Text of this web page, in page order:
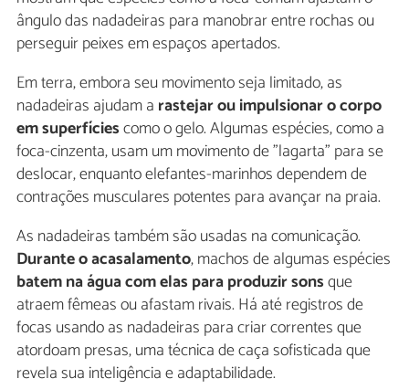
ângulo das nadadeiras para manobrar entre rochas ou
perseguir peixes em espaços apertados.
Em terra, embora seu movimento seja limitado, as
nadadeiras ajudam a rastejar ou impulsionar o corpo
em superfíciescomo o gelo. Algumas espécies, como a
foca-cinzenta, usam um movimento de "lagarta" para se
deslocar, enquanto elefantes-marinhos dependem de
contrações musculares potentes para avançar na praia.
As nadadeiras também são usadas na comunicação.
Durante o acasalamento, machos de algumas espécies
batem na água com elas para produzir sonsque
atraem fêmeas ou afastam rivais. Há até registros de
focas usando as nadadeiras para criar correntes que
atordoam presas, uma técnica de caça sofisticada que
revela sua inteligência e adaptabilidade.